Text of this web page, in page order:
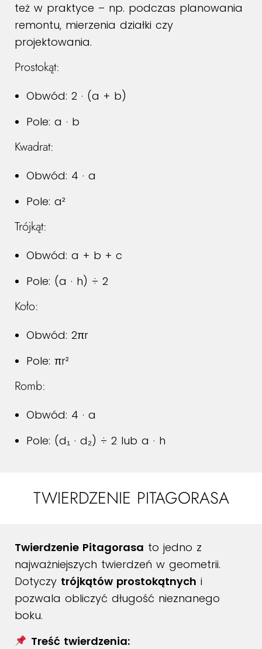
też w praktyce – np. podczas planowania
remontu, mierzenia działki czy
projektowania.
Prostokąt:
Obwód: 2 · (a + b)
Pole: a · b
Kwadrat:
Obwód: 4 · a
Pole: a²
Trójkąt:
Obwód: a + b + c
Pole: (a · h) ÷ 2
Koło:
Obwód: 2πr
Pole: πr²
Romb:
Obwód: 4 · a
Pole: (d₁ · d₂) ÷ 2 lub a · h
TWIERDZENIE PITAGORASA
Twierdzenie Pitagorasa to jedno z
najważniejszych twierdzeń w geometrii.
Dotyczy trójkątów prostokątnych i
pozwala obliczyć długość nieznanego
boku.
Treść twierdzenia: